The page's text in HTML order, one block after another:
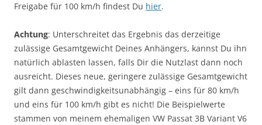
Freigabe für 100 km/h findest Du hier.
Achtung: Unterschreitet das Ergebnis das derzeitige
zulässige Gesamtgewicht Deines Anhängers, kannst Du ihn
natürlich ablasten lassen, falls Dir die Nutzlast dann noch
ausreicht. Dieses neue, geringere zulässige Gesamtgewicht
gilt dann geschwindigkeitsunabhängig – eins für 80 km/h
und eins für 100 km/h gibt es nicht! Die Beispielwerte
stammen von meinem ehemaligen VW Passat 3B Variant V6